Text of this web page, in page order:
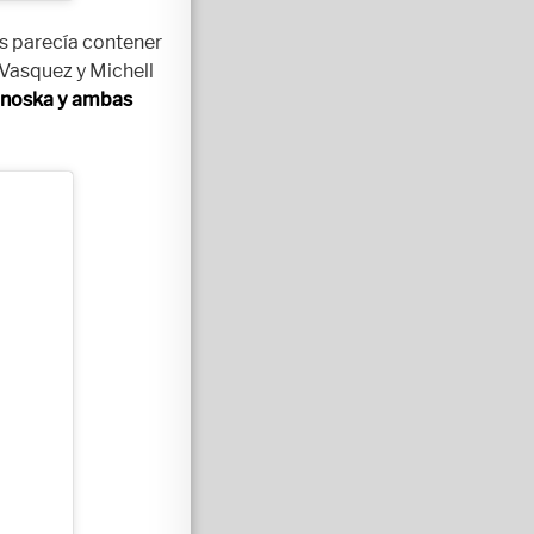
parecía contener
y Michell
y ambas